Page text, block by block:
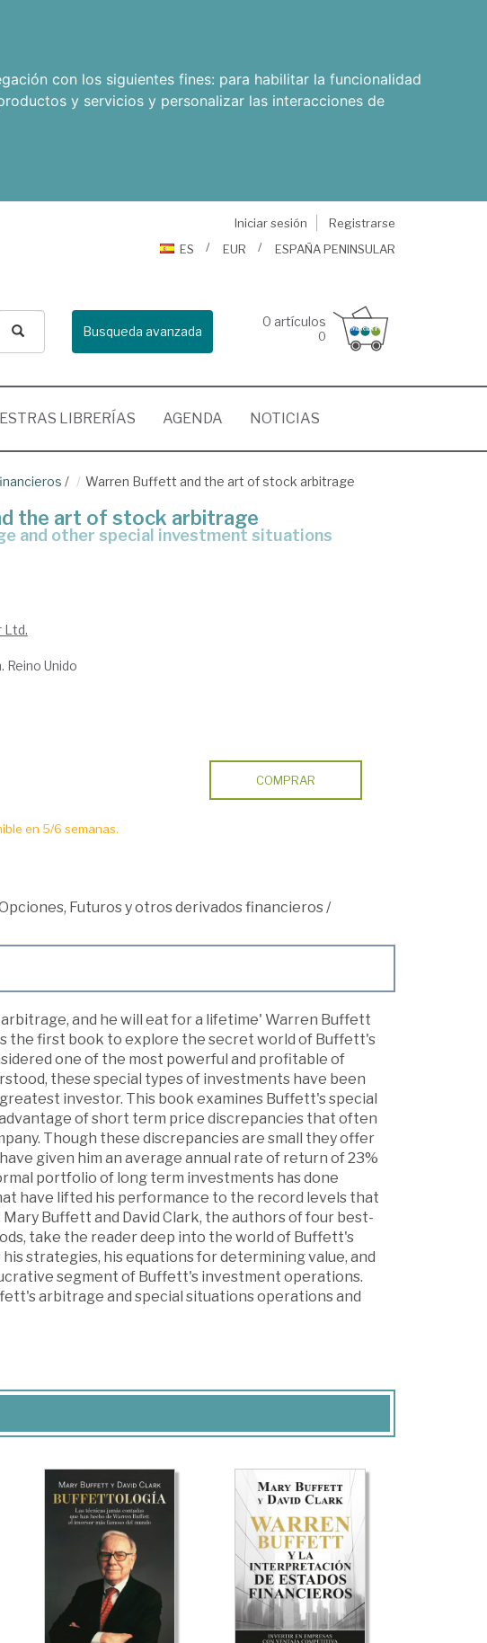
con los siguientes fines: para habilitar la funcionalidad
y servicios y personalizar las interacciones de
Iniciar sesión
Registrarse
ES
EUR ESPAÑA PENINSULAR
Busqueda avanzada
0 artículos
0
LIBRERÍAS AGENDA NOTICIAS
/ Warren Buffett and the art of stock arbitrage
the art of stock arbitrage
and other special investment situations
Ltd.
Reino Unido
en 5/6 semanas.
COMPRAR
Futuros y otros derivados financieros/
arbitrage, and he will eat for a lifetime' Warren Buffett
the first book to explore the secret world of Buffett's
one of the most powerful and profitable of
these special types of investments have been
investor. This book examines Buffett's special
of short term price discrepancies that often
Though these discrepancies are small they offer
given him an average annual rate of return of 23%
portfolio of long term investments has done
have lifted his performance to the record levels that
Buffett and David Clark, the authors of four best-
take the reader deep into the world of Buffett's
strategies, his equations for determining value, and
segment of Buffett's investment operations.
arbitrage and special situations operations and